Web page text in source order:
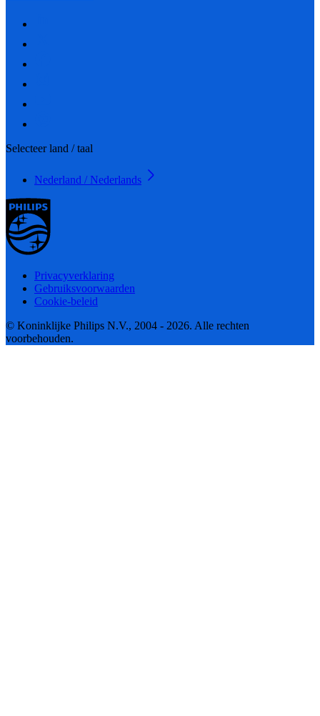
Selecteer land / taal
Nederland / Nederlands
Privacyverklaring
Gebruiksvoorwaarden
Cookie-beleid
© Koninklijke Philips N.V., 2004 - 2026. Alle rechten
voorbehouden.